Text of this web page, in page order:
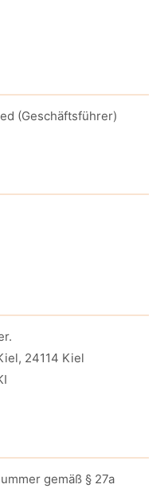
(Geschäftsführer)
24114 Kiel
gemäß § 27a